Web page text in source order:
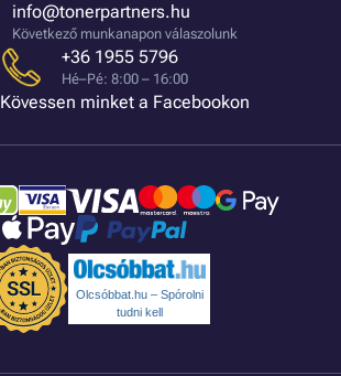
info@tonerpartners.hu
Következő munkanapon válaszolunk
+36 1955 5796
Hé–Pé: 8:00 – 16:00
Kövessen minket a Facebookon
Olcsóbbat.hu – Spórolni
tudni kell